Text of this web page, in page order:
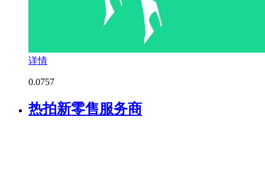
详情
0.0757
热拍新零售服务商